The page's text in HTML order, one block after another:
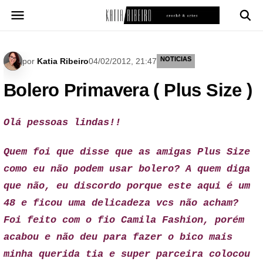
para
por Katia Ribeiro04/02/2012, 21:47 NOTICIAS
Bolero Primavera ( Plus Size )
Olá pessoas lindas!!
Quem foi que disse que as amigas Plus Size
como eu não podem usar bolero? A quem diga
que não, eu discordo porque este aqui é um
48 e ficou uma delicadeza vcs não acham?
Foi feito com o fio Camila Fashion, porém
acabou e não deu para fazer o bico mais
minha querida tia e super parceira colocou